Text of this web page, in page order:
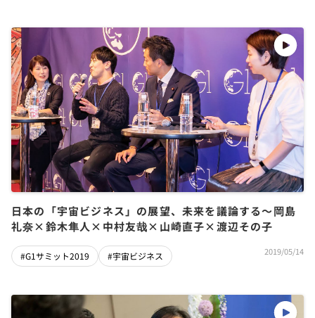
日本の「宇宙ビジネス」の展望、未来を議論する～岡島
礼奈×鈴木隼人×中村友哉×山崎直子×渡辺その子
#G1サミット2019 #宇宙ビジネス 2019/05/14